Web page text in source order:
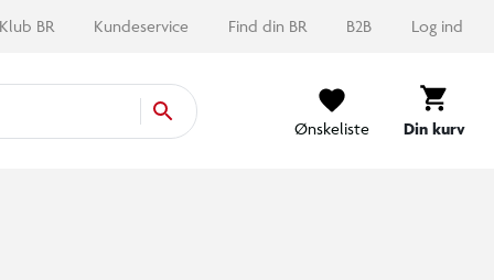
Klub BR Kundeservice Find din BR B2B Log ind
Ønskeliste Din kurv